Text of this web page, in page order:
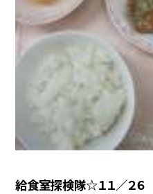
給食室探検隊☆１１／２６